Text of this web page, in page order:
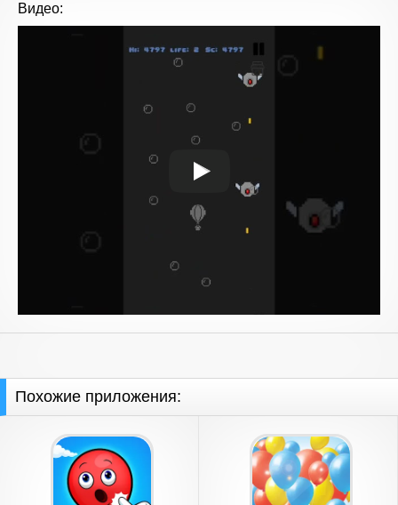
Видео:
Похожие приложения: